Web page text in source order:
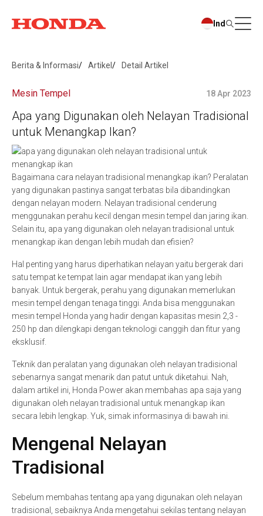
Ind
Berita & Informasi Artikel Detail Artikel
Mesin Tempel 18 Apr 2023
Apa yang Digunakan oleh Nelayan Tradisional
untuk Menangkap Ikan?
Bagaimana cara nelayan tradisional menangkap ikan? Peralatan
yang digunakan pastinya sangat terbatas bila dibandingkan
dengan nelayan modern. Nelayan tradisional cenderung
menggunakan perahu kecil dengan mesin tempel dan jaring ikan.
Selain itu, apa yang digunakan oleh nelayan tradisional untuk
menangkap ikan dengan lebih mudah dan efisien?
Hal penting yang harus diperhatikan nelayan yaitu bergerak dari
satu tempat ke tempat lain agar mendapat ikan yang lebih
banyak. Untuk bergerak, perahu yang digunakan memerlukan
mesin tempel dengan tenaga tinggi. Anda bisa menggunakan
mesin tempel Honda yang hadir dengan kapasitas mesin 2,3 -
250 hp dan dilengkapi dengan teknologi canggih dan fitur yang
eksklusif.
Teknik dan peralatan yang digunakan oleh nelayan tradisional
sebenarnya sangat menarik dan patut untuk diketahui. Nah,
dalam artikel ini, Honda Power akan membahas apa saja yang
digunakan oleh nelayan tradisional untuk menangkap ikan
secara lebih lengkap. Yuk, simak informasinya di bawah ini.
Mengenal Nelayan
Tradisional
Sebelum membahas tentang apa yang digunakan oleh nelayan
tradisional, sebaiknya Anda mengetahui sekilas tentang nelayan